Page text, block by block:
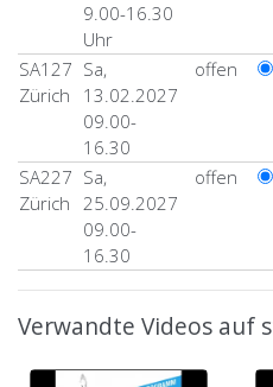
9.00-16.30
Uhr
SA127
Zürich
Sa,
13.02.2027
09.00-
16.30
offen
SA227
Zürich
Sa,
25.09.2027
09.00-
16.30
offen
Verwandte Videos auf